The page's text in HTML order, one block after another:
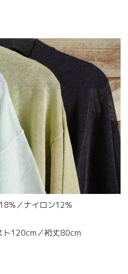
／ナイロン12%
ト120cm／裄丈80cm